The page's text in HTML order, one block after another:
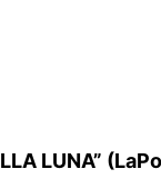
LUNA”